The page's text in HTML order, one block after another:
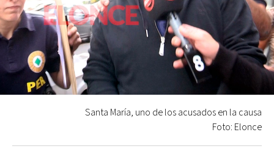
Santa María, uno de los acusados en la causa
Foto: Elonce